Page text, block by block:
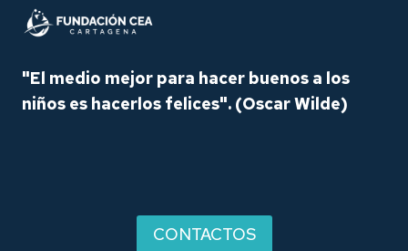
"El medio mejor para hacer buenos a los
niños es hacerlos felices". (Oscar Wilde)
CONTACTOS